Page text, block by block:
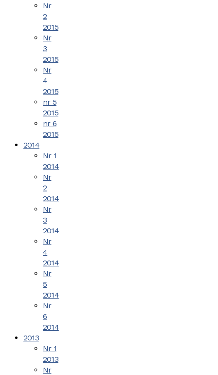
Nr
2
2015
Nr
3
2015
Nr
4
2015
nr 5
2015
nr 6
2015
2014
Nr 1
2014
Nr
2
2014
Nr
3
2014
Nr
4
2014
Nr
5
2014
Nr
6
2014
2013
Nr 1
2013
Nr